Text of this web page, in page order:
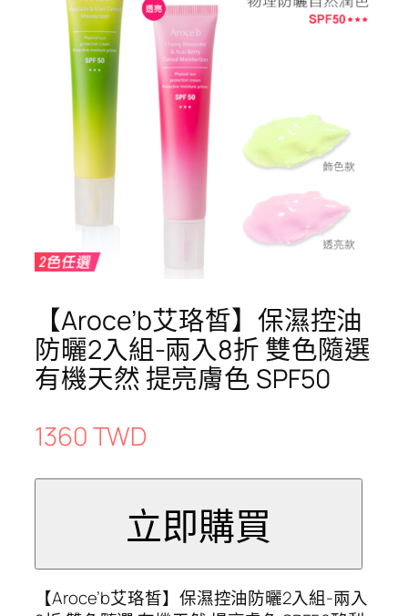
【Aroce’b艾珞皙】保濕控油
防曬2入組-兩入8折 雙色隨選
有機天然 提亮膚色 SPF50
1360 TWD
【Aroce’b艾珞皙】保濕控油防曬2入組-兩入